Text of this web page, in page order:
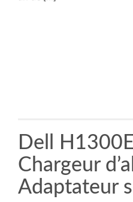
Dell
Chargeur
Adaptateur